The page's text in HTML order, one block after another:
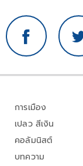
การเมือง
เปลว สีเงิน
คอลัมนิสต์
บทความ